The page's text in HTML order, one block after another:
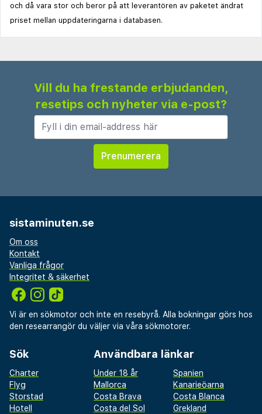
och då vara stor och beror på att leverantören av paketet ändrat
priset mellan uppdateringarna i databasen.
Vill du ha frestande erbjudanden,
resetips och nyheter via e-post?
sistaminuten.se
Om oss
Kontakt
Vanliga frågor
Integritet & säkerhet
Vi är en sökmotor och inte en resebyrå. Alla bokningar görs hos
den researrangör du väljer via våra sökmotorer.
Sök
Charter
Flyg
Storstad
Hotell
Användbara länkar
Under 18 år
Spanien
Mallorca
Kanarieöarna
Costa Brava
Costa Blanca
Costa del Sol
Grekland